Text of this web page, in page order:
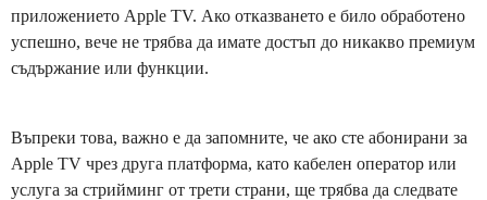
приложението Apple TV. Ако отказването е било обработено
успешно, вече не трябва да имате достъп до никакво премиум
съдържание или функции.
Въпреки това, важно е да запомните, че ако сте абонирани за
Apple TV чрез друга платформа, като кабелен оператор или
услуга за стрийминг от трети страни, ще трябва да следвате